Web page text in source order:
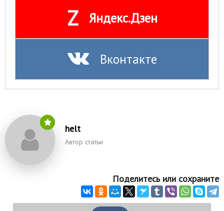
Z Яндекс.Дзен
Вконтакте
helt
Автор статьи
Поделитесь или сохраните